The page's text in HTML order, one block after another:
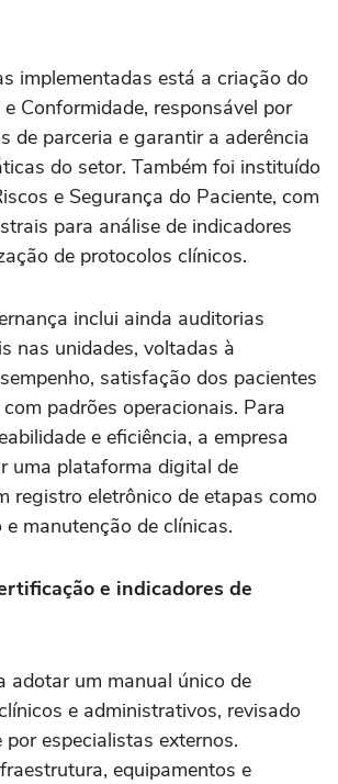
implementadas está a criação do
Conformidade, responsável por
de parceria e garantir a aderência
do setor. Também foi instituído
e Segurança do Paciente, com
para análise de indicadores
de protocolos clínicos.
inclui ainda auditorias
nas unidades, voltadas à
satisfação dos pacientes
padrões operacionais. Para
e eficiência, a empresa
uma plataforma digital de
registro eletrônico de etapas como
manutenção de clínicas.
e indicadores de
adotar um manual único de
e administrativos, revisado
por especialistas externos.
equipamentos e